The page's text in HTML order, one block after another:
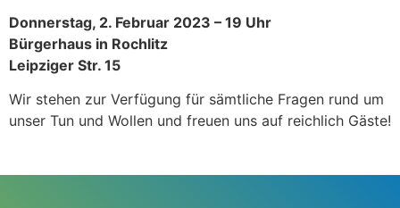
Donnerstag, 2. Februar 2023 – 19 Uhr
Bürgerhaus in Rochlitz
Leipziger Str. 15
Wir stehen zur Verfügung für sämtliche Fragen rund um
unser Tun und Wollen und freuen uns auf reichlich Gäste!